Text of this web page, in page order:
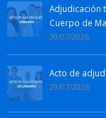
Adjudicación
Cuerpo de
30/07/2026
Acto de
29/07/2026